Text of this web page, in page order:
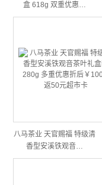
盒 618g 双重优惠…
八马茶业 天官赐福 特级清
香型安溪铁观音…